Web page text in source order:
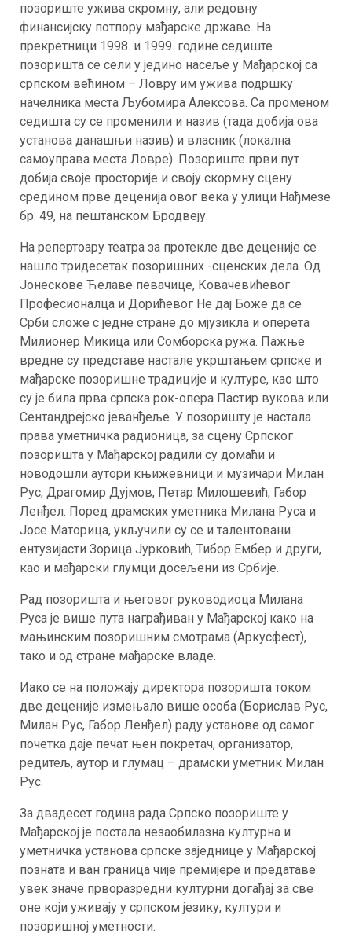
позориште ужива скромну, али редовну
финансијску потпору мађарске државе. На
прекретници 1998. и 1999. године седиште
позоришта се сели у једино насеље у Мађарској са
српском већином – Ловру им ужива подршку
начелника места Љубомира Алексова. Са променом
седишта су се променили и назив (тада добија ова
установа данашњи назив) и власник (локална
самоуправа места Ловре). Позориште први пут
добија своје просторије и своју скормну сцену
средином прве деценија овог века у улици Нађмезе
бр. 49, на пештанском Бродвеју.
На репертоару театра за протекле две деценије се
нашло тридесетак позоришних -сценских дела. Од
Јонескове Ћелаве певачице, Ковачевићевог
Професионалца и Дорићевог Не дај Боже да се
Срби сложе с једне стране до мјузикла и оперета
Милионер Микица или Сомборска ружа. Пажње
вредне су представе настале укрштањем српске и
мађарске позоришне традиције и културе, као што
су је била прва српска рок-опера Пастир вукова или
Сентандрејско јеванђеље. У позоришту је настала
права уметничка радионица, за сцену Српског
позоришта у Мађарској радили су домаћи и
новодошли аутори књижевници и музичари Милан
Рус, Драгомир Дујмов, Петар Милошевић, Габор
Ленђел. Поред драмских уметника Милана Руса и
Јосе Маторица, укључили су се и талентовани
ентузијасти Зорица Јурковић, Тибор Ембер и други,
као и мађарски глумци досељени из Србије.
Рад позоришта и његовог руководиоца Милана
Руса је више пута награђиван у Мађарској како на
мањинским позоришним смотрама (Аркусфест),
тако и од стране мађарске владе.
Иако се на положају директора позоришта током
две деценије измењало више особа (Борислав Рус,
Милан Рус, Габор Ленђел) раду установе од самог
почетка даје печат њен покретач, организатор,
редитељ, аутор и глумац – драмски уметник Милан
Рус.
За двадесет година рада Српско позориште у
Мађарској је постала незаобилазна културна и
уметничка установа српске заједнице у Мађарској
позната и ван граница чије премијере и предатаве
увек значе прворазредни културни догађај за све
оне који уживају у српском језику, култури и
позоришној уметности.